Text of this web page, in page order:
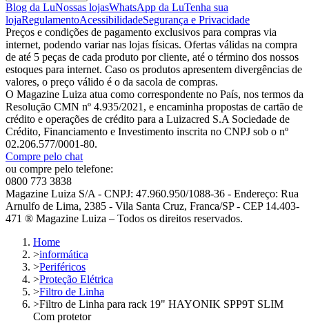
Blog da LuNossas lojasWhatsApp da LuTenha sua
lojaRegulamentoAcessibilidadeSegurança e Privacidade
Preços e condições de pagamento exclusivos para compras via
internet, podendo variar nas lojas físicas. Ofertas válidas na compra
de até 5 peças de cada produto por cliente, até o término dos nossos
estoques para internet. Caso os produtos apresentem divergências de
valores, o preço válido é o da sacola de compras.
O Magazine Luiza atua como correspondente no País, nos termos da
Resolução CMN nº 4.935/2021, e encaminha propostas de cartão de
crédito e operações de crédito para a Luizacred S.A Sociedade de
Crédito, Financiamento e Investimento inscrita no CNPJ sob o nº
02.206.577/0001-80.
Compre pelo chat
ou compre pelo telefone:
0800 773 3838
Magazine Luiza S/A - CNPJ: 47.960.950/1088-36 - Endereço: Rua
Arnulfo de Lima, 2385 - Vila Santa Cruz, Franca/SP - CEP 14.403-
471 ® Magazine Luiza – Todos os direitos reservados.
Home
>informática
>Periféricos
>Proteção Elétrica
>Filtro de Linha
>Filtro de Linha para rack 19" HAYONIK SPP9T SLIM
Com protetor